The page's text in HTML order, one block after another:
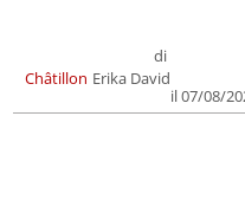
Châtillon
di
Erika David
il 07/08/